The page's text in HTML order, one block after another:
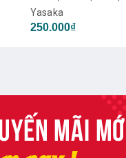
800.000₫